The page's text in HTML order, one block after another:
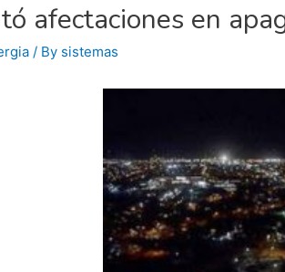
afectaciones en
/ By sistemas